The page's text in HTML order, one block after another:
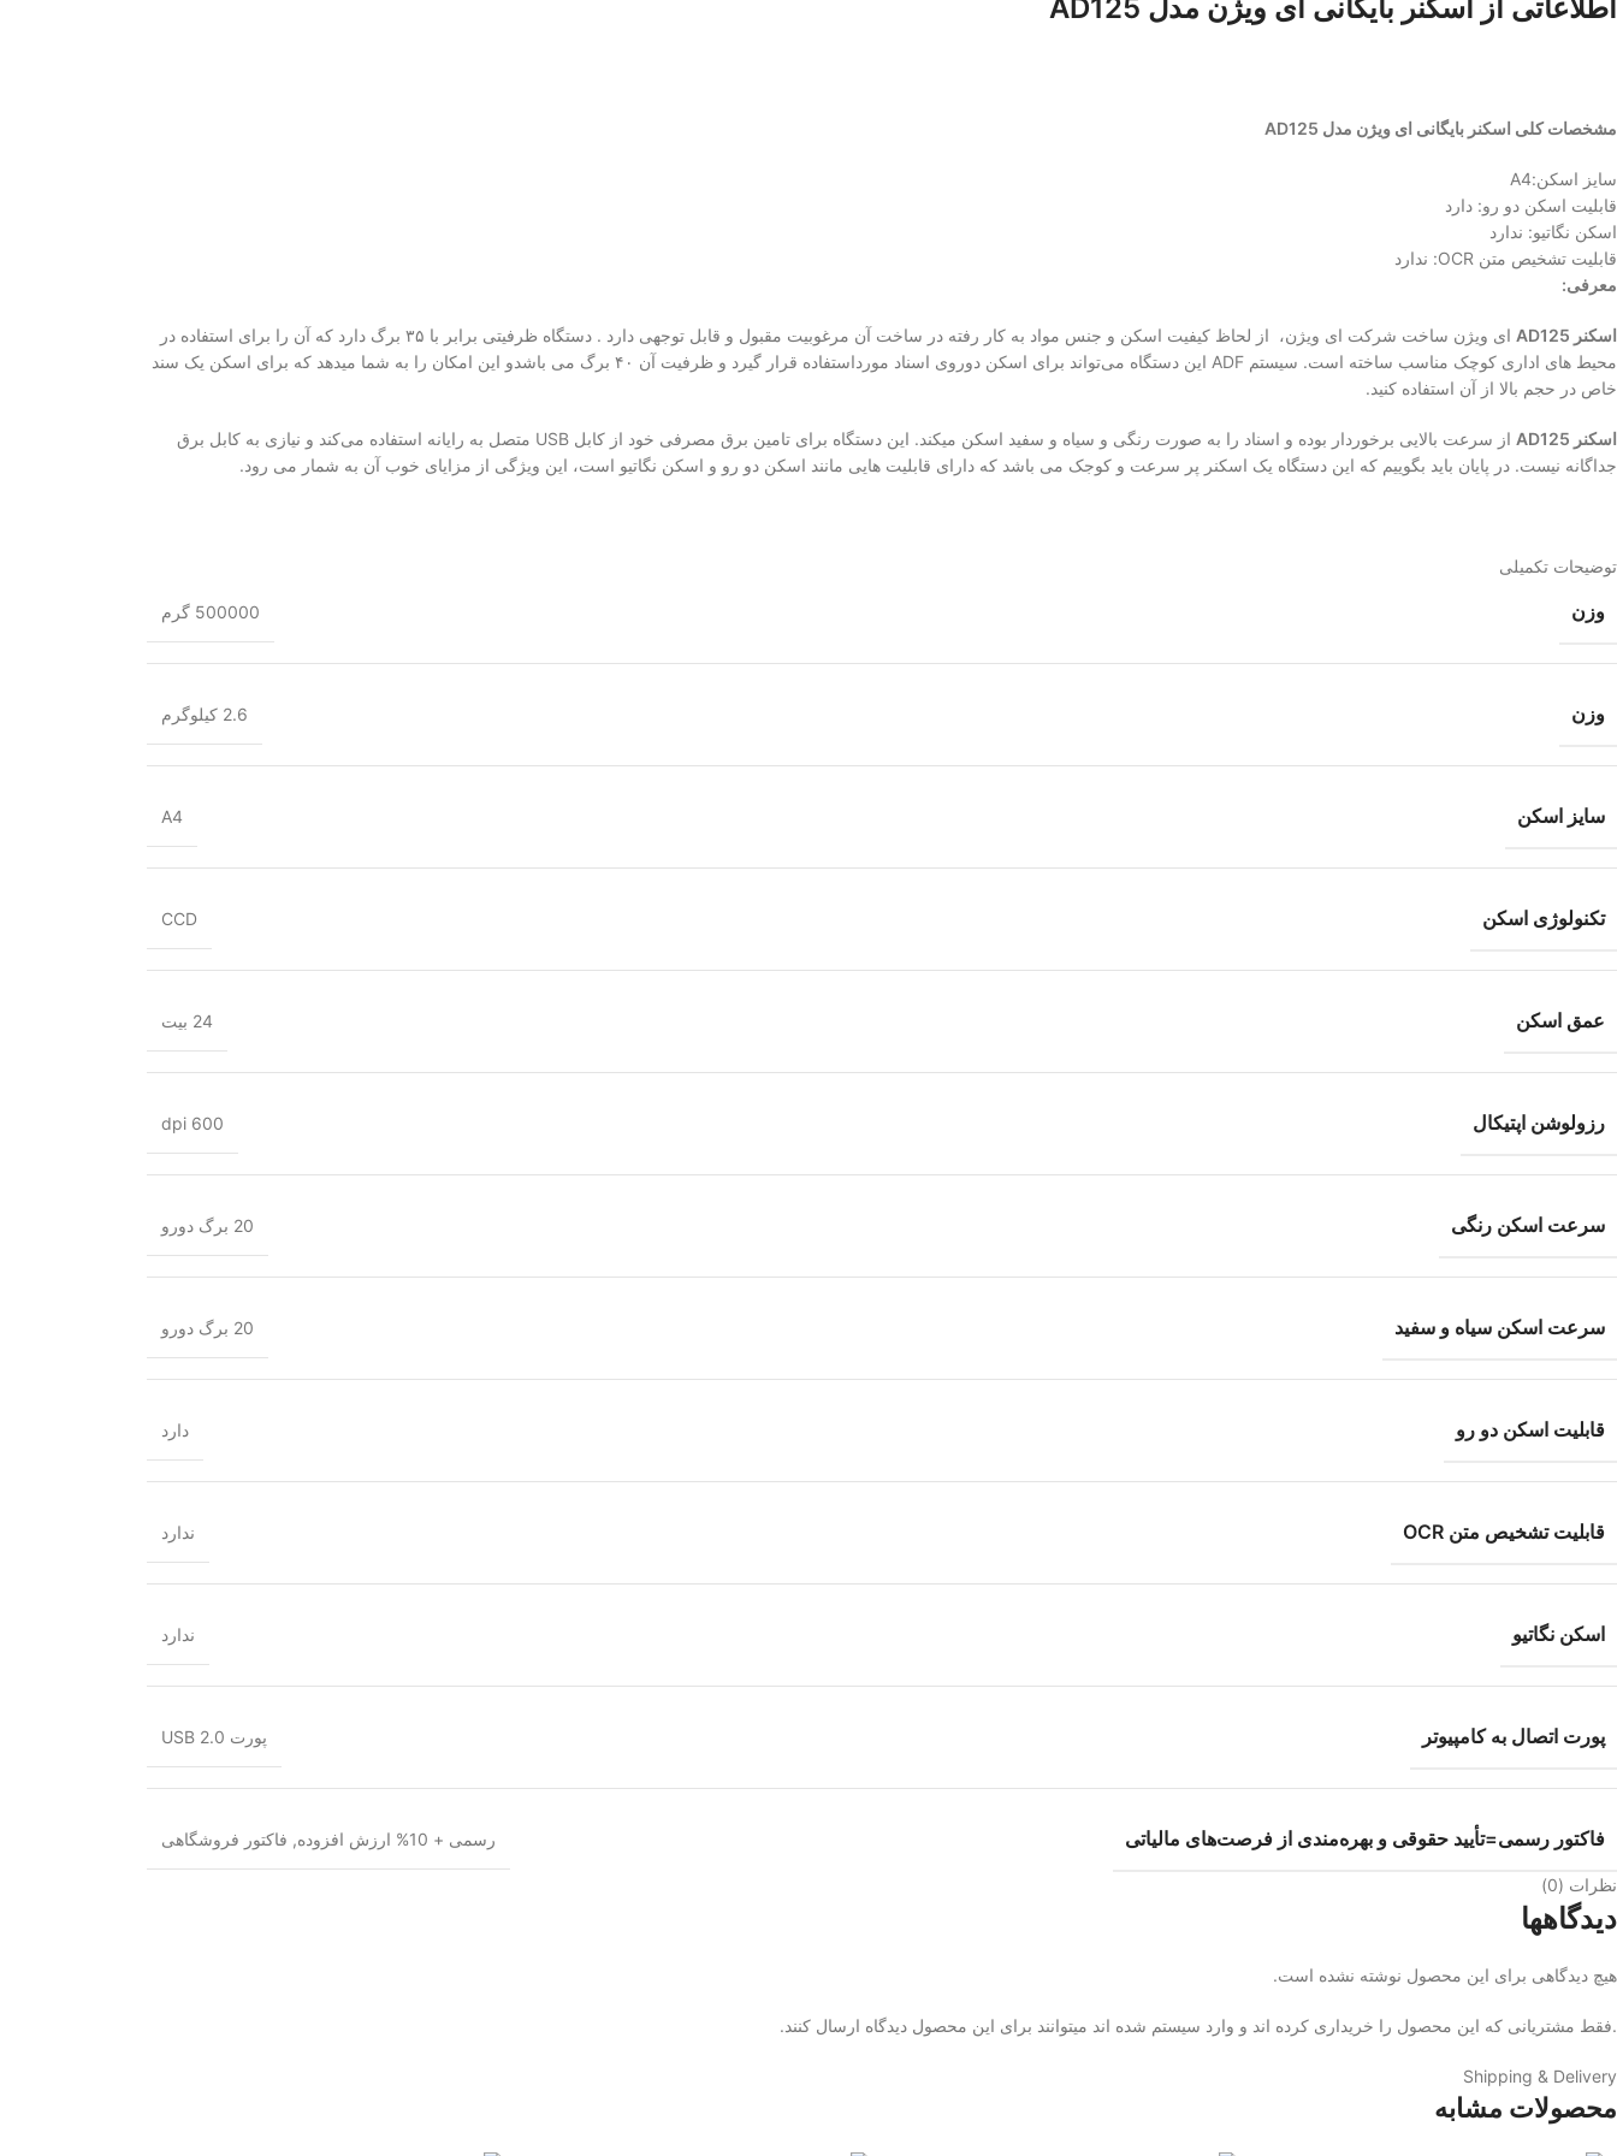
اطلاعاتی از اسکنر بایگانی ای ویژن مدل AD125
مشخصات کلی اسکنر بایگانی ای ویژن مدل AD125
سایز اسکن:A4
قابلیت اسکن دو رو: دارد
اسکن نگاتیو: ندارد
قابلیت تشخیص متن OCR: ندارد
معرفی:
اسکنر AD125
ای ویژن ساخت شرکت ای ویژن، از لحاظ کیفیت اسکن و جنس مواد به کار رفته در ساخت آن مرغوبیت مقبول و قابل توجهی دارد . دستگاه ظرفیتی برابر با ۳۵ برگ دارد که آن را برای استفاده در
محیط‌ های اداری کوچک مناسب ساخته است. سیستم ADF این دستگاه می‌تواند برای اسکن دوروی اسناد مورداستفاده قرار گیرد و ظرفیت آن ۴۰ برگ می باشدو این امکان را به شما میدهد که برای اسکن یک سند
خاص در حجم بالا از آن استفاده کنید.
اسکنر AD125
از سرعت بالایی برخوردار بوده و اسناد را به صورت رنگی و سیاه و سفید اسکن میکند. این دستگاه برای تامین برق مصرفی خود از کابل USB متصل به رایانه استفاده می‌کند و نیازی به کابل برق
جداگانه نیست. در پایان باید بگوییم که این دستگاه یک اسکنر پر سرعت و کوجک می باشد که دارای قابلیت هایی مانند اسکن دو رو و اسکن نگاتیو است، این ویژگی از مزایای خوب آن به شمار می رود.
توضیحات تکمیلی
وزن 500000 گرم
وزن 2.6 کیلوگرم
سایز اسکن A4
تکنولوژی اسکن CCD
عمق اسکن 24 بیت
رزولوشن اپتیکال 600 dpi
سرعت اسکن رنگی 20 برگ دورو
سرعت اسکن سیاه و سفید 20 برگ دورو
قابلیت اسکن دو رو دارد
قابلیت تشخیص متن OCR ندارد
اسکن نگاتیو ندارد
پورت اتصال به کامپیوتر پورت USB 2.0
فاکتور رسمی=تأیید حقوقی و بهره‌مندی از فرصت‌های مالیاتی رسمی + 10% ارزش افزوده , فاکتور فروشگاهی
نظرات (0)
دیدگاهها
هیچ دیدگاهی برای این محصول نوشته نشده است.
.فقط مشتریانی که این محصول را خریداری کرده اند و وارد سیستم شده اند میتوانند برای این محصول دیدگاه ارسال کنند.
Shipping & Delivery
محصولات مشابه